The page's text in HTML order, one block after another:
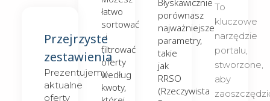
To
kluczowe
narzędzie
portalu,
stworzone,
aby
Błyskawicznie
porównasz
najważniejsze
parametry,
takie
jak
RRSO
(Rzeczywista
łatwo
sortować
i
filtrować
oferty
według
kwoty,
Przejrzyste
zestawienia
Prezentujemy
aktualne
oferty